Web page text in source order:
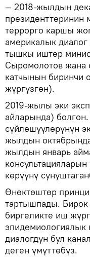
— 2018-жылдын
президенттеринин
террорго каршы
америкалык
тышкы иштер
Сыромолотов жана
катчынын биринчи
жүргүзгөн).
2019-жылы эки
айларында)
сүйлөшүүлөрүнүн
жылдын
жылдын январь
көрүүнү
Өнөктөштөр
тартышпады.
биргеликте иш
диалогдун бул
деген үмүттөбүз.